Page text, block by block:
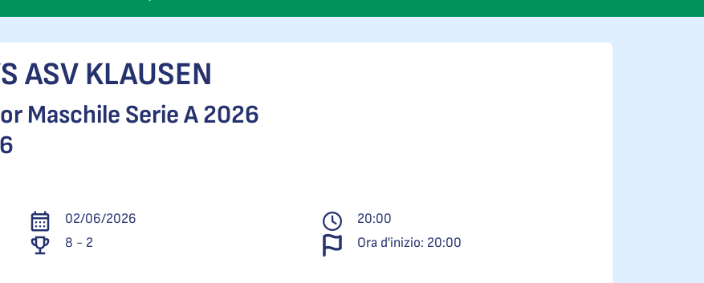
ASV KLAUSEN
Maschile Serie A 2026
02/06/2026
20:00
8 - 2
Ora d'inizio: 20:00